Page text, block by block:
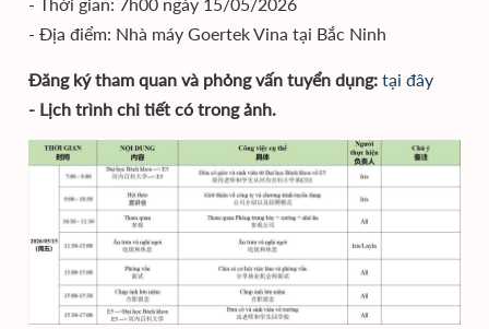
- Thời gian: 7h00 ngày 15/05/2026
- Địa điểm: Nhà máy Goertek Vina tại Bắc Ninh
Đăng ký tham quan và phỏng vấn tuyển dụng: tại đây
- Lịch trình chi tiết có trong ảnh.